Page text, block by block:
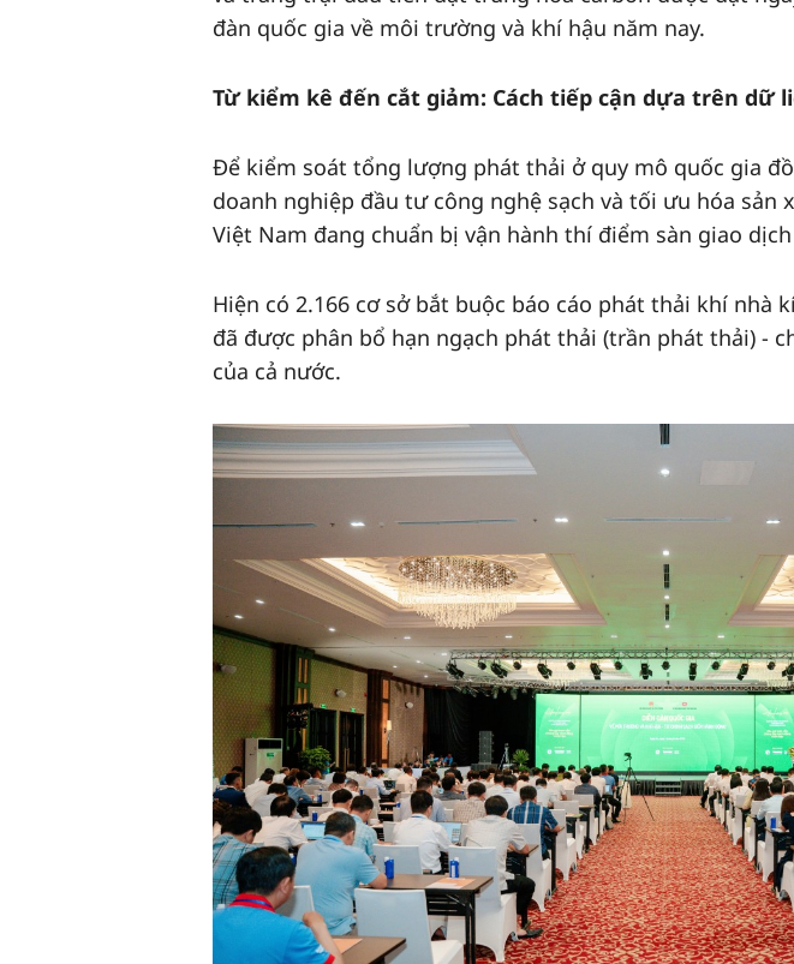
đàn quốc gia về môi trường và khí hậu năm nay.
Từ kiểm kê đến cắt giảm: Cách tiếp cận dựa trên dữ
Để kiểm soát tổng lượng phát thải ở quy mô quốc gia
doanh nghiệp đầu tư công nghệ sạch và tối ưu hóa
Việt Nam đang chuẩn bị vận hành thí điểm sàn giao
Hiện có 2.166 cơ sở bắt buộc báo cáo phát thải khí nhà
đã được phân bổ hạn ngạch phát thải (trần phát thải) -
của cả nước.